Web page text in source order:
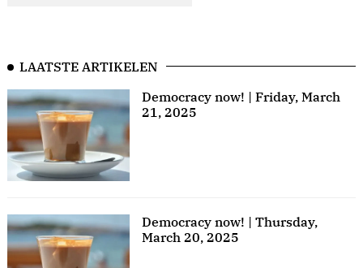
LAATSTE ARTIKELEN
Democracy now! | Friday, March
21, 2025
Democracy now! | Thursday,
March 20, 2025